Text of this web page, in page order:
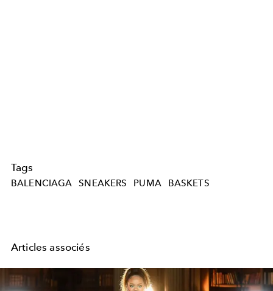
Tags
BALENCIAGA SNEAKERS PUMA BASKETS
Articles associés